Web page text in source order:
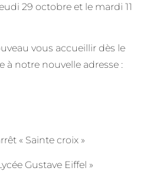
29 octobre et le mardi 11
vous accueillir dès le
à notre nouvelle adresse :
« Sainte croix »
Gustave Eiffel »